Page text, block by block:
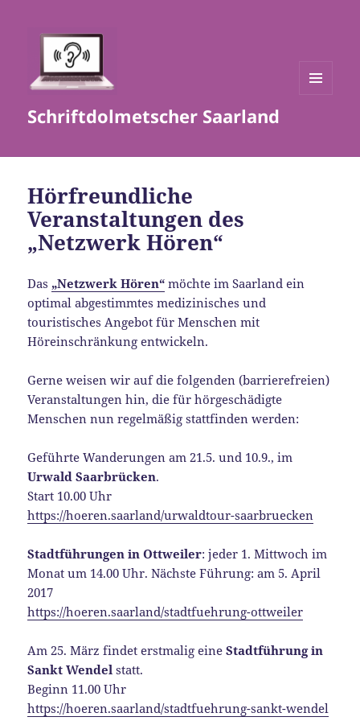
Schriftdolmetscher Saarland
Hörfreundliche
Veranstaltungen des
„Netzwerk Hören“
Das „Netzwerk Hören“ möchte im Saarland ein
optimal abgestimmtes medizinisches und
touristisches Angebot für Menschen mit
Höreinschränkung entwickeln.
Gerne weisen wir auf die folgenden (barrierefreien)
Veranstaltungen hin, die für hörgeschädigte
Menschen nun regelmäßig stattfinden werden:
Geführte Wanderungen am 21.5. und 10.9., im
Urwald Saarbrücken.
Start 10.00 Uhr
https://hoeren.saarland/urwaldtour-saarbruecken
Stadtführungen in Ottweiler: jeder 1. Mittwoch im
Monat um 14.00 Uhr. Nächste Führung: am 5. April
2017
https://hoeren.saarland/stadtfuehrung-ottweiler
Am 25. März findet erstmalig eineStadtführung in
Sankt Wendel statt.
Beginn 11.00 Uhr
https://hoeren.saarland/stadtfuehrung-sankt-wendel